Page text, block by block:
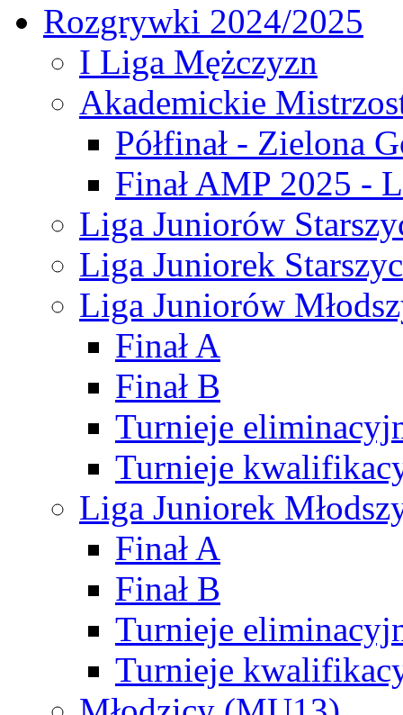
Rozgrywki 2024/2025
I Liga Mężczyzn
Akademickie
Półfinał - Zielona
Finał AMP 2025 -
Liga Juniorów
Liga Juniorek
Liga Juniorów
Finał A
Finał B
Turnieje
Turnieje
Liga Juniorek
Finał A
Finał B
Turnieje
Turnieje